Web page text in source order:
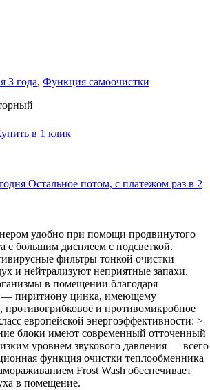
3 года, Функция самоочистки
в 1 клик
Остальное потом, с платежом раз в 2
удобно при помощи продвинутого
с большим дисплеем с подсветкой.
фильтры тонкой очистки
и нейтрализуют неприятные запахи,
в помещении благодаря
— пиритиону цинка, имеющему
противогрибковое и противомикробное
европейской энергоэффективности: >
блоки имеют современный отточенный
уровнем звукового давления — всего
функция очистки теплообменника
Frost Wash обеспечивает
в помещение.